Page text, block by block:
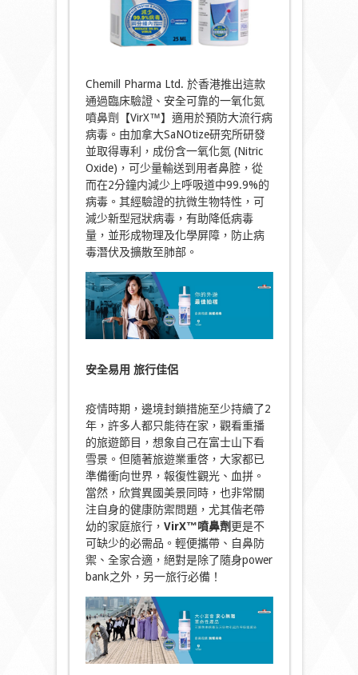
Chemill Pharma Ltd. 於香港推出這款
通過臨床驗證、安全可靠的一氧化氮
噴鼻劑【VirX™】適用於預防大流行病
病毒。由加拿大SaNOtize研究所研發
並取得專利，成份含一氧化氮 (Nitric
Oxide)，可少量輸送到用者鼻腔，從
而在2分鐘内減少上呼吸道中99.9%的
病毒。其經驗證的抗微生物特性，可
減少新型冠狀病毒，有助降低病毒
量，並形成物理及化學屏障，防止病
毒潛伏及擴散至肺部。
安全易用 旅行佳侶
疫情時期，邊境封鎖措施至少持續了2
年，許多人都只能待在家，觀看重播
的旅遊節目，想象自己在富士山下看
雪景。但隨著旅遊業重啓，大家都已
準備衝向世界，報復性觀光、血拼。
當然，欣賞異國美景同時，也非常關
注自身的健康防禦問題，尤其偕老帶
幼的家庭旅行， VirX™噴鼻劑更是不
可缺少的必需品。輕便攜帶、自鼻防
禦、全家合適，絕對是除了隨身power
bank之外，另一旅行必備！